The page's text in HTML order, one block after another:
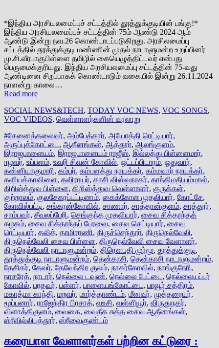
*இந்திய அரசியலமைப்புச் சட்டத்தில் தூத்துக்குடியின் பங்கு!*
இந்திய அரசியலமைப்புச் சட்டத்தின் 75ம் ஆண்டு 2024 ஆம்
ஆண்டு இன்று நவ.26 கொண்டாடப்படுகிறது. அரசிலமைப்பு
சட்டத்தில் தூத்துக்குடி மண்ணின் முதல் நாடாளுமன்ற உறுப்பினர்
மு.சி.வீரபாகுபிள்ளை தமிழில் கையெழுத்திட்டவர் என்பது
பெருமைக்குரிய‌து. இந்திய அரசியலமைப்பு சட்டத்தின் 75-வது
ஆண்டினை சிறப்பாகக் கொண்டாடும் வகையில் இன்று 26.11.2024
நாளன்று காலை…
Read more
SOCIAL NEWS&TECH, TODAY VOC NEWS, VOC SONGS,
VOC VIDEOS, வெள்ளாளர்களின் வரலாறு
#சேனைத்தலைவர், அம்பேத்கார், அயோத்தி ரெட்டியார்,
அருப்புக்கோட்டை , ஆதீனங்கள், ஆத்தூர், ஆலங்குளம்,
இராஜபாளையம், இராஜபாளையம் ராஜீஸ், இல்லத்து பிள்ளைமார்,
ஈழவர், உப்பளம், உவரி சிவன் கோவில், ஒட்டப்பிடாரம், ஓதுவார்,
கன்னியாகுமாரி, கம்பர், கம்பளத்து நாயக்கர், கம்மவார் நாயக்கர்,
களியக்காவிளை, கவிராயர், காசி விஸ்வநாதர், காந்திமதியம்மாள்,
கிறிஸ்த்துவ பிள்ளை, கிறிஸ்த்துவ வெள்ளாளர், குருக்கள்,
குற்றாலம், குலசேகரப்பட்டிணம், கைக்கோள முதலியார், கோட்சே,
கோவில்பட்டி, சங்கரன்கோவில், சாணார், சாத்தான்குளம், சாத்தூர்,
சாம்பவர், சீவலப்பேரி, செங்குந்த முதலியார், சைவ சித்தாந்தக்
கழகம், சைவ சித்தாந்தப் பேரவை, சைவ செட்டியார், சைவ
ரெட்டியார், தலித், தாமிரரணி, திருச்செந்தூர், திருநெல்வேலி,
திருநெல்வேலி சைவ பிள்ளை, திருநெல்வேலி சைவ வேளாளர்,
திருநெல்வேலி நாடாளுமன்றம், திரௌபதி முர்மூ, தூத்துக்குடி,
தூத்துக்குடி நாடாளுமன்றம், தென்காசி, தென்காசி நாடாளுமன்றம்,
தேசிகர், தேவர், தேவேந்திர குலம், நாகர்கோவில், நாங்குநேரி,
நாசரேத், நாடார், நெல்லை டவுண், நெல்லை பேட்டை , நெல்லையப்பர்
கோவில், பரதவர், பள்ளர், பாளையங்கோட்டை , பாவூர் சத்திரம்,
மகாத்மா காந்தி, மறவர், மார்த்தாண்டம், மீனவர், முத்தரையர்,
மூப்பனார், ராஜேந்திர பிரசாத், வஉசி, வள்ளியூர், விருதுநகர்,
விளாத்திகுளம், வைகை, வைதீக சுத்த சைவ ஆதீனங்கள்,
ஸ்ரீவில்லிபுத்தூர், ஸ்ரீவைகுண்டம்
கரையாள வேளாளர்கள் பற்றின கட்டுரை :